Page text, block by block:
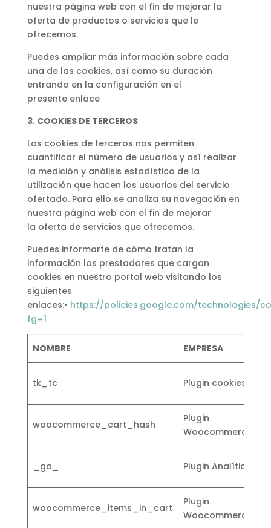
nuestra página web con el fin de mejorar la
oferta de productos o servicios que le
ofrecemos.
Puedes ampliar más información sobre cada
una de las cookies, así como su duración
entrando en la configuración en el
presente enlace
3.COOKIES DE TERCEROS
Las cookies de terceros nos permiten
cuantificar el número de usuarios y así realizar
la medición y análisis estadístico de la
utilización que hacen los usuarios del servicio
ofertado. Para ello se analiza su navegación en
nuestra página web con el fin de mejorar
la oferta de servicios que ofrecemos.
Puedes informarte de cómo tratan la
información los prestadores que cargan
cookies en nuestro portal web visitando los
siguientes
enlaces:• https://policies.google.com/technologies/
fg=1
NOMBRE EMPRESA
tk_tc Plugin cookies
woocommerce_cart_hash
Plugin
Woocommerce
_ga_ Plugin Analítica
woocommerce_items_in_cart
Plugin
Woocommerce